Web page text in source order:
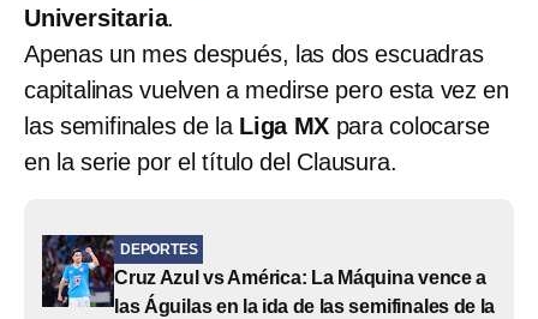
Universitaria.
Apenas un mes después, las dos escuadras
capitalinas vuelven a medirse pero esta vez en
las semifinales de laLiga MX para colocarse
en la serie por el título del Clausura.
DEPORTES
Cruz Azul vs América: La Máquina vence a
las Águilas en la ida de las semifinales de la